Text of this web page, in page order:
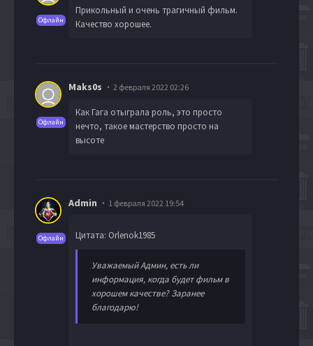
Офлайн
Прикольный и очень трагичный фильм.
Качество хорошее.
Офлайн
Maks0s 2 февраля 2022 02:26
Как Гага отыграла роль, это просто
нечто, такое мастерство просто на
высоте
Офлайн
Admin 1 февраля 2022 19:54
Цитата: Orlenok1985
Уважаемый Админ, есть ли
информация, когда будет фильм в
хорошем качестве? Заранее
благодарю!